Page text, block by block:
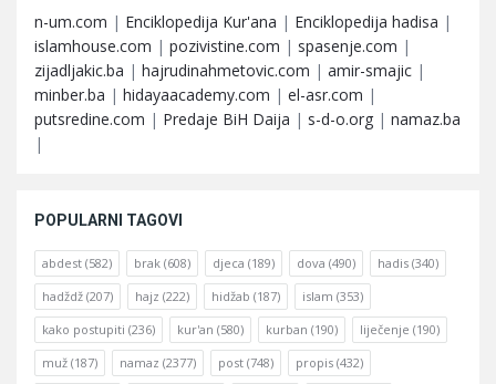
n-um.com | Enciklopedija Kur'ana | Enciklopedija hadisa |
islamhouse.com | pozivistine.com | spasenje.com |
zijadljakic.ba | hajrudinahmetovic.com | amir-smajic |
minber.ba | hidayaacademy.com | el-asr.com |
putsredine.com | Predaje BiH Daija | s-d-o.org | namaz.ba
|
POPULARNI TAGOVI
abdest (582) brak (608) djeca (189) dova (490) hadis (340)
hadždž (207) hajz (222) hidžab (187) islam (353)
kako postupiti (236) kur'an (580) kurban (190) liječenje (190)
muž (187) namaz (2377) post (748) propis (432)